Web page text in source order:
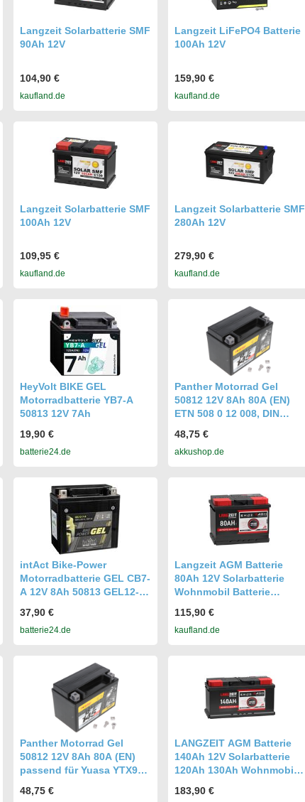
Langzeit Solarbatterie SMF
90Ah 12V
104,90 €
kaufland.de
Langzeit LiFePO4 Batterie
100Ah 12V
159,90 €
kaufland.de
Langzeit Solarbatterie SMF
100Ah 12V
109,95 €
kaufland.de
Langzeit Solarbatterie SMF
280Ah 12V
279,90 €
kaufland.de
HeyVolt BIKE GEL
Motorradbatterie YB7-A
50813 12V 7Ah
19,90 €
batterie24.de
Panther Motorrad Gel
50812 12V 8Ah 80A (EN)
ETN 508 0 12 008, DIN
Bleiakku AGM Blei Gel
Akku
48,75 €
akkushop.de
intAct Bike-Power
Motorradbatterie GEL CB7-
A 12V 8Ah 50813 GEL12-7-
37,90 €
batterie24.de
Langzeit AGM Batterie
80Ah 12V Solarbatterie
Wohnmobil Batterie
115,90 €
kaufland.de
Panther Motorrad Gel
50812 12V 8Ah 80A (EN)
passend für Yuasa YTX9-
48,75 €
LANGZEIT AGM Batterie
140Ah 12V Solarbatterie
120Ah 130Ah Wohnmobil
183,90 €